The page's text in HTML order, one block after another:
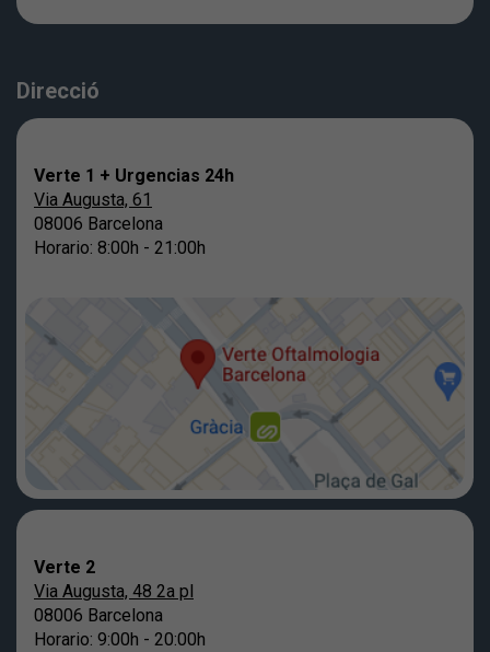
Direcció
Verte 1 + Urgencias 24h
Via Augusta, 61
08006 Barcelona
Horario: 8:00h - 21:00h
Verte 2
Via Augusta, 48 2a pl
08006 Barcelona
Horario: 9:00h - 20:00h